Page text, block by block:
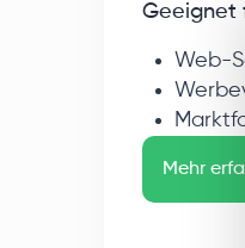
Geeignet
Web-
Mehr